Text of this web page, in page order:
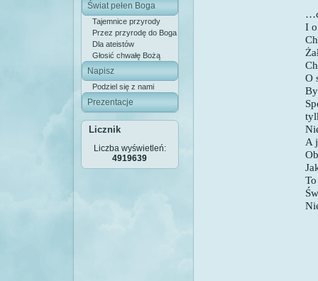
Świat pełen Boga
Tajemnice przyrody
Przez przyrodę do Boga
Dla ateistów
Głosić chwałę Bożą
Napisz
Podziel się z nami
Prezentacje
Licznik
Liczba wyświetleń:
4919639
I
O
A